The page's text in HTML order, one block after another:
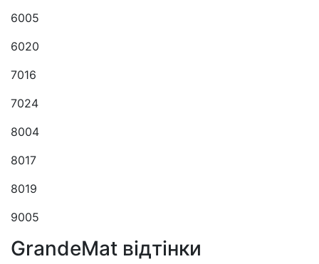
6005
6020
7016
7024
8004
8017
8019
9005
GrandeMat відтінки